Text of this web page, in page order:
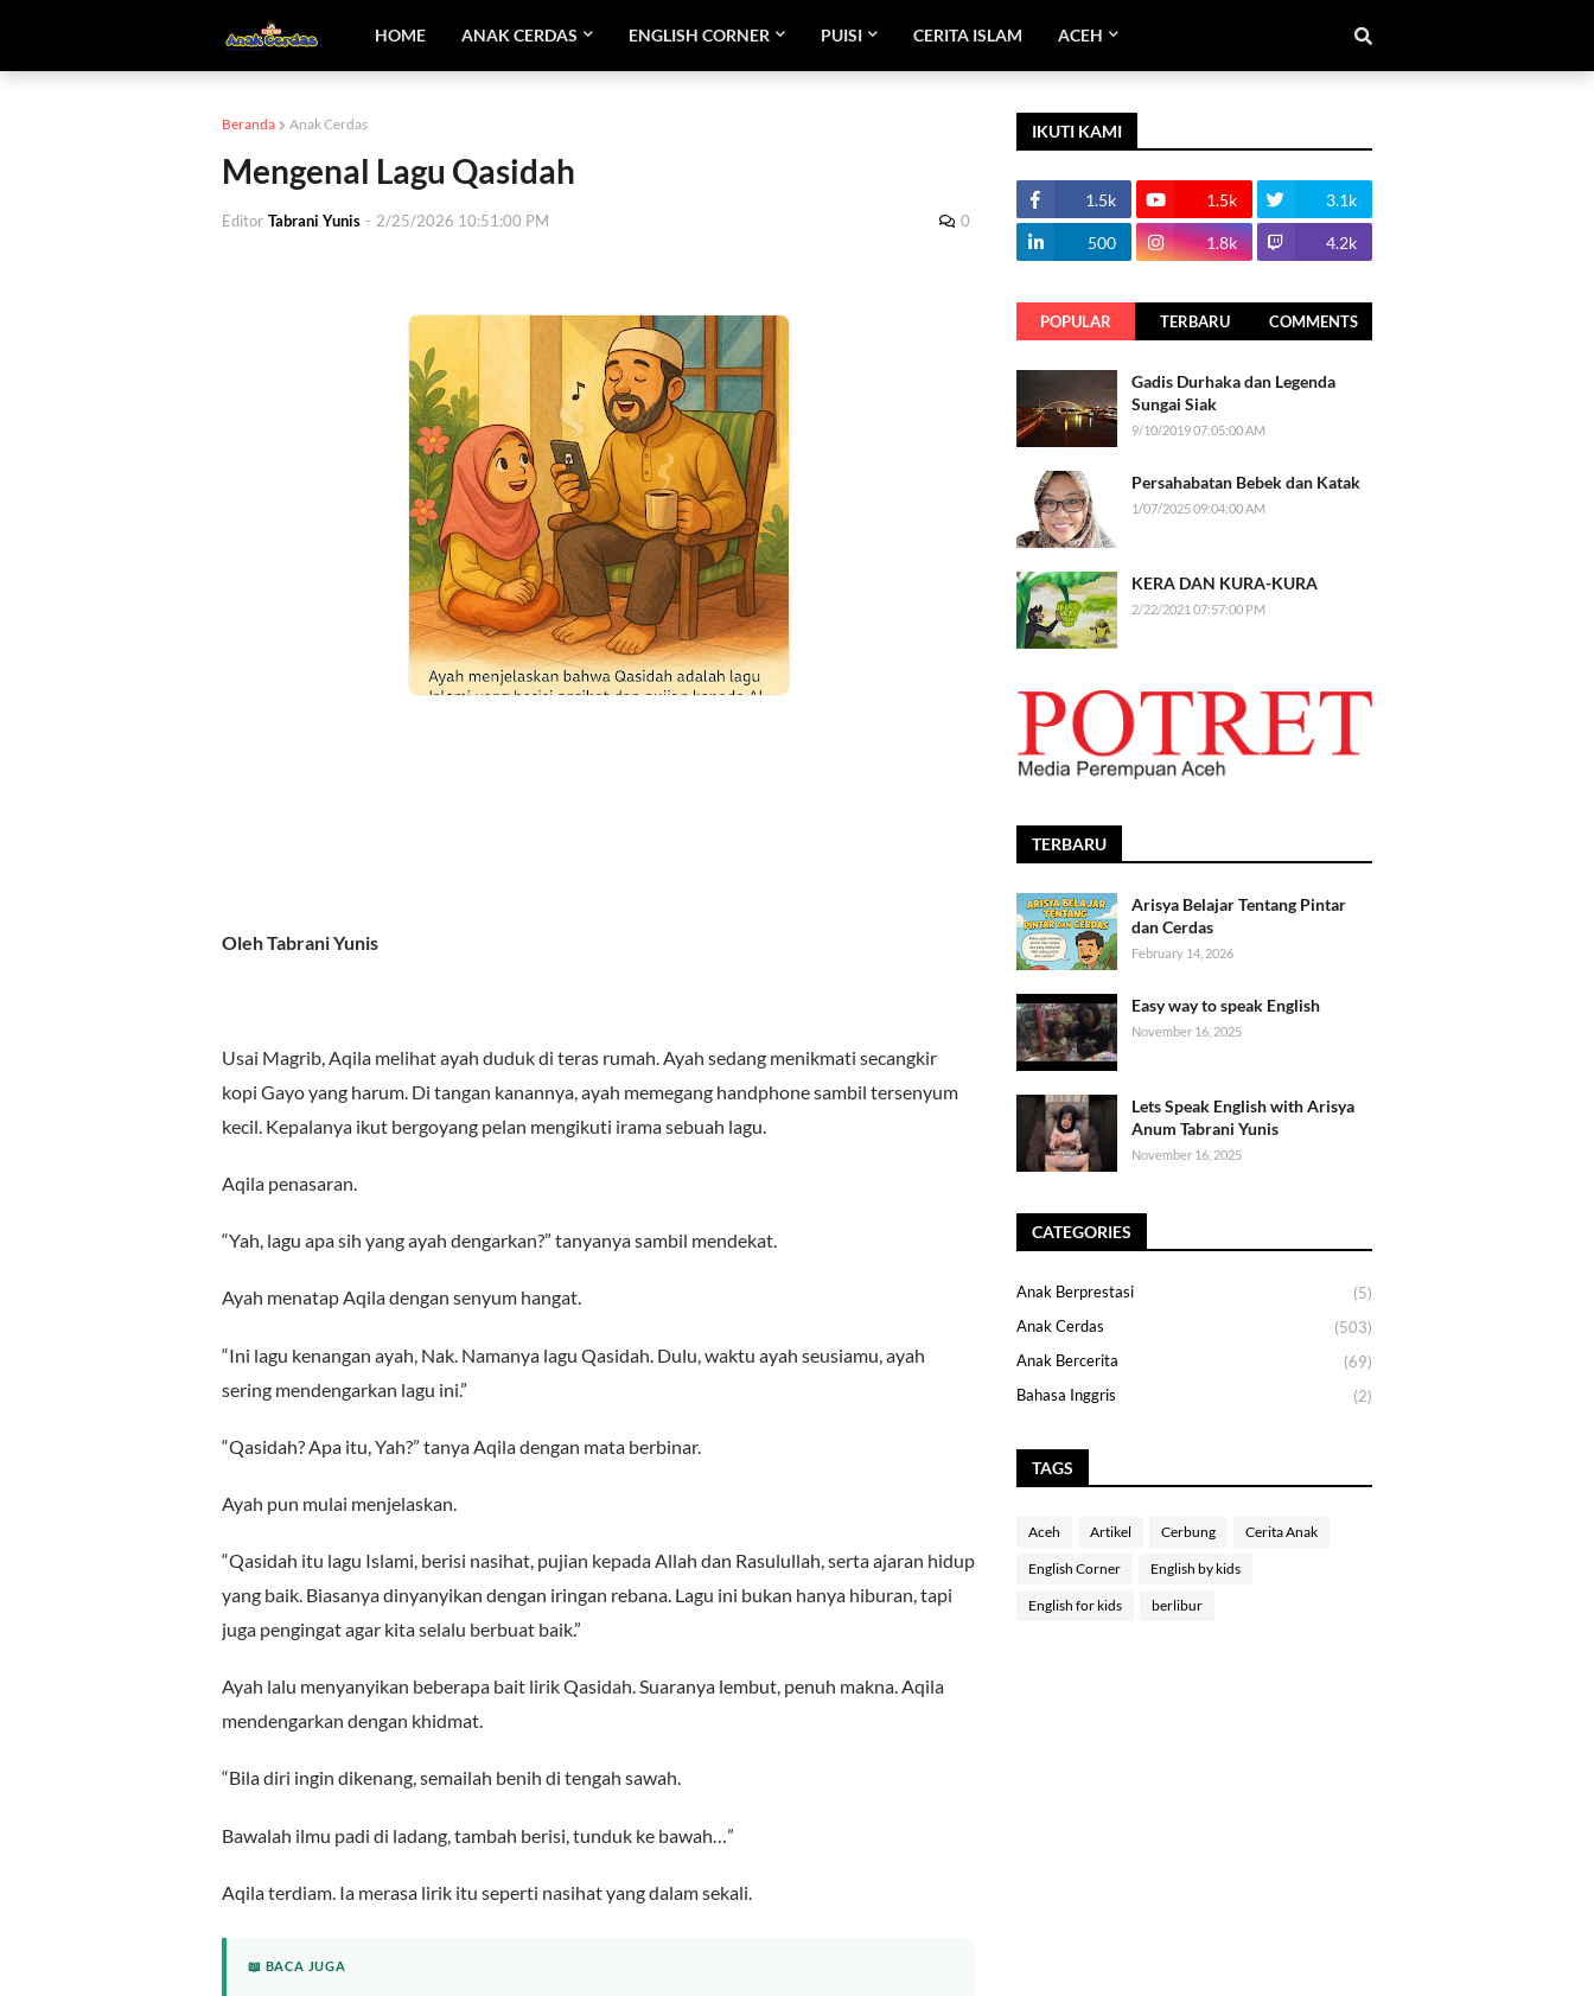
HOME ANAK CERDAS ENGLISH CORNER PUISI CERITA ISLAM ACEH
Beranda Anak Cerdas
Mengenal Lagu Qasidah
Editor Tabrani Yunis - 2/25/2026 10:51:00 PM 0
Oleh Tabrani Yunis
Usai Magrib, Aqila melihat ayah duduk di teras rumah. Ayah sedang menikmati secangkir
kopi Gayo yang harum. Di tangan kanannya, ayah memegang handphone sambil tersenyum
kecil. Kepalanya ikut bergoyang pelan mengikuti irama sebuah lagu.
Aqila penasaran.
“Yah, lagu apa sih yang ayah dengarkan?” tanyanya sambil mendekat.
Ayah menatap Aqila dengan senyum hangat.
“Ini lagu kenangan ayah, Nak. Namanya lagu Qasidah. Dulu, waktu ayah seusiamu, ayah
sering mendengarkan lagu ini.”
“Qasidah? Apa itu, Yah?” tanya Aqila dengan mata berbinar.
Ayah pun mulai menjelaskan.
“Qasidah itu lagu Islami, berisi nasihat, pujian kepada Allah dan Rasulullah, serta ajaran hidup
yang baik. Biasanya dinyanyikan dengan iringan rebana. Lagu ini bukan hanya hiburan, tapi
juga pengingat agar kita selalu berbuat baik.”
Ayah lalu menyanyikan beberapa bait lirik Qasidah. Suaranya lembut, penuh makna. Aqila
mendengarkan dengan khidmat.
“Bila diri ingin dikenang, semailah benih di tengah sawah.
Bawalah ilmu padi di ladang, tambah berisi, tunduk ke bawah…”
Aqila terdiam. Ia merasa lirik itu seperti nasihat yang dalam sekali.
📖 BACA JUGA
IKUTI KAMI
1.5k 1.5k 3.1k
500 1.8k 4.2k
POPULAR TERBARU COMMENTS
Gadis Durhaka dan Legenda
Sungai Siak
9/10/2019 07:05:00 AM
Persahabatan Bebek dan Katak
1/07/2025 09:04:00 AM
KERA DAN KURA-KURA
2/22/2021 07:57:00 PM
TERBARU
Arisya Belajar Tentang Pintar
dan Cerdas
February 14, 2026
Easy way to speak English
November 16, 2025
Lets Speak English with Arisya
Anum Tabrani Yunis
November 16, 2025
CATEGORIES
Anak Berprestasi
(5)
Anak Cerdas
(503)
Anak Bercerita
(69)
Bahasa Inggris
(2)
TAGS
Aceh Artikel Cerbung Cerita Anak
English Corner English by kids
English for kids berlibur